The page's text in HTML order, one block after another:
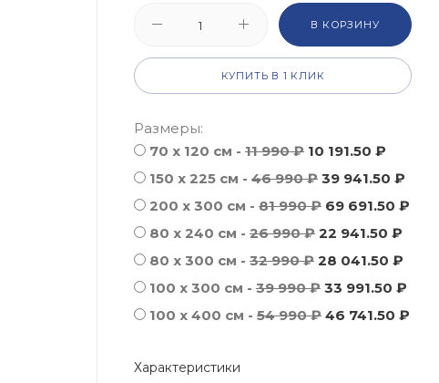
В КОРЗИНУ
КУПИТЬ В 1 КЛИК
Размеры:
70 х 120 см - 11 990 ₽ 10 191.50 ₽
150 x 225 см - 46 990 ₽ 39 941.50 ₽
200 x 300 см - 81 990 ₽ 69 691.50 ₽
80 x 240 см - 26 990 ₽ 22 941.50 ₽
80 x 300 см - 32 990 ₽ 28 041.50 ₽
100 x 300 см - 39 990 ₽ 33 991.50 ₽
100 x 400 см - 54 990 ₽ 46 741.50 ₽
Характеристики